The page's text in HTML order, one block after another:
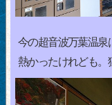
今の超音波万葉温泉
熱かったけれども。